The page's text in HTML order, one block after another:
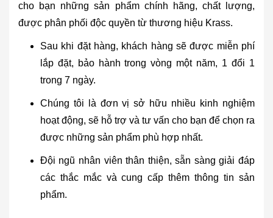
cho bạn những sản phẩm chính hãng, chất lượng,
được phân phối độc quyền từ thương hiệu Krass.
Sau khi đặt hàng, khách hàng sẽ được miễn phí
lắp đặt, bảo hành trong vòng một năm, 1 đổi 1
trong 7 ngày.
Chúng tôi là đơn vị sở hữu nhiều kinh nghiệm
hoạt động, sẽ hỗ trợ và tư vấn cho bạn để chọn ra
được những sản phẩm phù hợp nhất.
Đội ngũ nhân viên thân thiện, sẵn sàng giải đáp
các thắc mắc và cung cấp thêm thông tin sản
phẩm.